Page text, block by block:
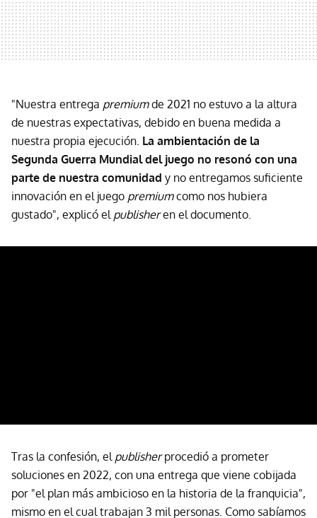
"Nuestra entrega premiumde 2021 no estuvo a la altura
de nuestras expectativas, debido en buena medida a
nuestra propia ejecución. La ambientación de la
Segunda Guerra Mundial del juego no resonó con una
parte de nuestra comunidad y no entregamos suficiente
innovación en el juego premiumcomo nos hubiera
gustado", explicó el publisheren el documento.
Tras la confesión, el publisherprocedió a prometer
soluciones en 2022, con una entrega que viene cobijada
por "el plan más ambicioso en la historia de la franquicia",
mismo en el cual trabajan 3 mil personas. Como sabíamos